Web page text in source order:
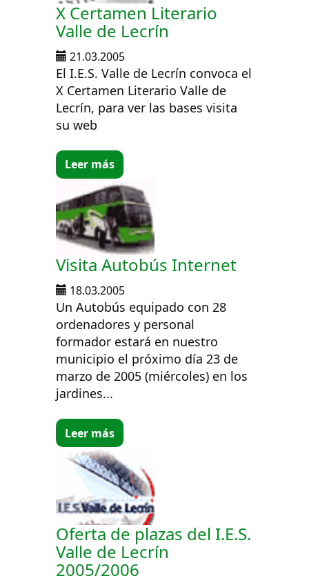
X Certamen Literario
Valle de Lecrín
21.03.2005
El I.E.S. Valle de Lecrín convoca el
X Certamen Literario Valle de
Lecrín, para ver las bases visita
su web
Leer más
Visita Autobús Internet
18.03.2005
Un Autobús equipado con 28
ordenadores y personal
formador estará en nuestro
municipio el próximo día 23 de
marzo de 2005 (miércoles) en los
jardines...
Leer más
Oferta de plazas del I.E.S.
Valle de Lecrín
2005/2006